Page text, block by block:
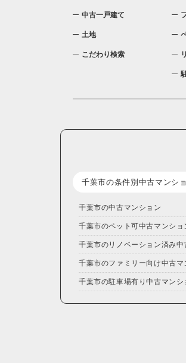
中古一戸建て
土地
こだわり検索
千葉市の条件別中古マンシ
千葉市の中古マンション
千葉市のペット可中古マンショ
千葉市のリノベーション済み中
千葉市のファミリー向け中古マ
千葉市の駐車場有り中古マンシ